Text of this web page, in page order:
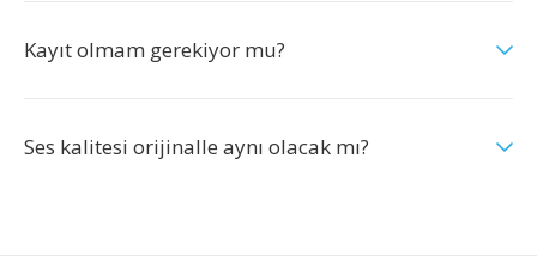
Kayıt olmam gerekiyor mu?
Ses kalitesi orijinalle aynı olacak mı?